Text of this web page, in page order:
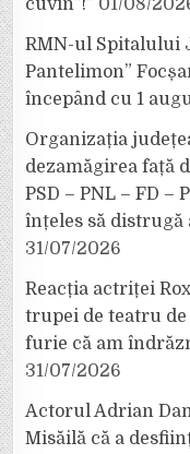
cuvin”!” 01/08/
RMN-ul Spitalului
Pantelimon”
începând cu 1
Organizația
dezamăgirea față
PSD – PNL – FD –
înțeles să
31/07/2026
Reacția actriței
trupei de teatru de
furie că am
31/07/2026
Actorul Adrian
Misăilă că a